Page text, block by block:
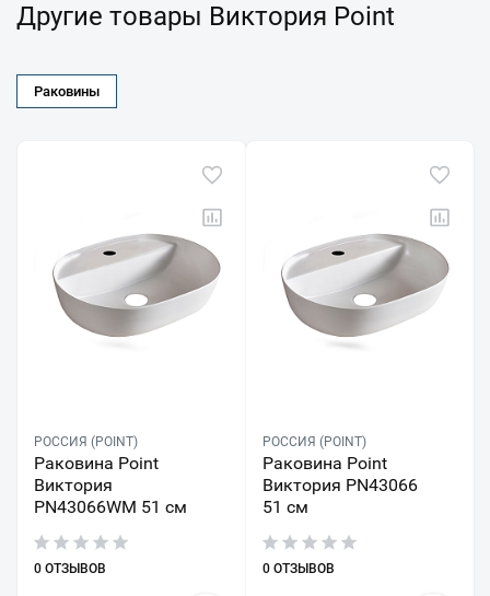
Другие товары Виктория Point
Раковины
РОССИЯ (POINT)
Раковина Point
Виктория
PN43066WM 51 см
0 ОТЗЫВОВ
РОССИЯ (POINT)
Раковина Point
Виктория PN43066
51 см
0 ОТЗЫВОВ